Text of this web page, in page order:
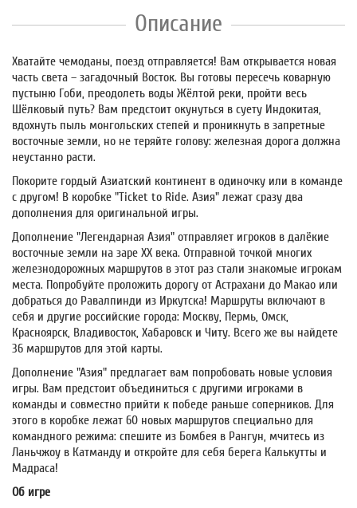
Описание
Хватайте чемоданы, поезд отправляется! Вам открывается новая
часть света – загадочный Восток. Вы готовы пересечь коварную
пустыню Гоби, преодолеть воды Жёлтой реки, пройти весь
Шёлковый путь? Вам предстоит окунуться в суету Индокитая,
вдохнуть пыль монгольских степей и проникнуть в запретные
восточные земли, но не теряйте голову: железная дорога должна
неустанно расти.
Покорите гордый Азиатский континент в одиночку или в команде
с другом! В коробке "Ticket to Ride. Азия" лежат сразу два
дополнения для оригинальной игры.
Дополнение "Легендарная Азия" отправляет игроков в далёкие
восточные земли на заре XX века. Отправной точкой многих
железнодорожных маршрутов в этот раз стали знакомые игрокам
места. Попробуйте проложить дорогу от Астрахани до Макао или
добраться до Равалпинди из Иркутска! Маршруты включают в
себя и другие российские города: Москву, Пермь, Омск,
Красноярск, Владивосток, Хабаровск и Читу. Всего же вы найдете
36 маршрутов для этой карты.
Дополнение "Азия" предлагает вам попробовать новые условия
игры. Вам предстоит объединиться с другими игроками в
команды и совместно прийти к победе раньше соперников. Для
этого в коробке лежат 60 новых маршрутов специально для
командного режима: спешите из Бомбея в Рангун, мчитесь из
Ланьчжоу в Катманду и откройте для себя берега Калькутты и
Мадраса!
Об игре